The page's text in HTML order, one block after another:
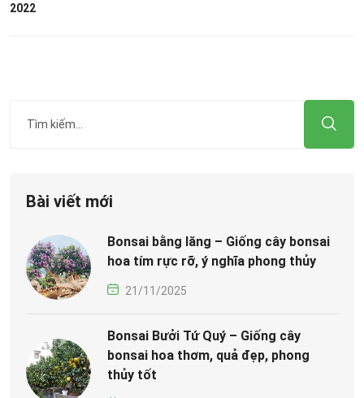
2022
Bài viết mới
Bonsai bằng lăng – Giống cây bonsai
hoa tím rực rỡ, ý nghĩa phong thủy
21/11/2025
Bonsai Bưởi Tứ Quý – Giống cây
bonsai hoa thơm, quả đẹp, phong
thủy tốt